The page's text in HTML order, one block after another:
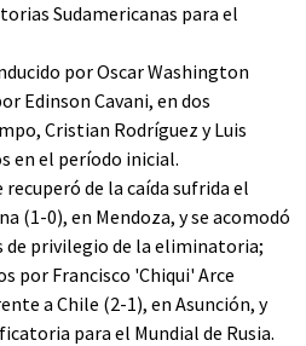
Sudamericanas para el
por Oscar Washington
Edinson Cavani, en dos
Cristian Rodríguez y Luis
en el período inicial.
recuperó de la caída sufrida el
(1-0), en Mendoza, y se acomodó
de privilegio de la eliminatoria;
por Francisco 'Chiqui' Arce
a Chile (2-1), en Asunción, y
para el Mundial de Rusia.